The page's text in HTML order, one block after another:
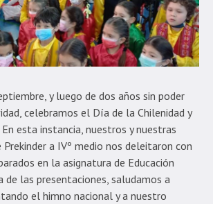
y luego de dos años sin poder
celebramos el Día de la Chilenidad y
esta instancia, nuestros y nuestras
a IVº medio nos deleitaron con
en la asignatura de Educación
de las presentaciones, saludamos a
el himno nacional y a nuestro